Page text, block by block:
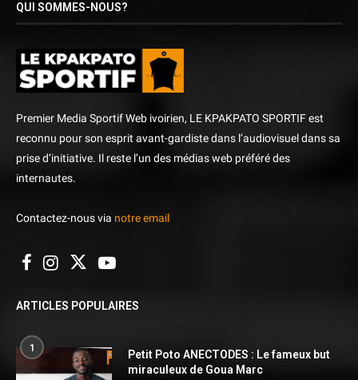
QUI SOMMES-NOUS?
Premier Media Sportif Web ivoirien, LE KPAKPATO SPORTIF est
reconnu pour son esprit avant-gardiste dans l’audiovisuel dans sa
prise d’initiative. Il reste l’un des médias web préféré des
internautes.
Contactez-nous via notre email
ARTICLES POPULAIRES
1
Petit Poto ANECTODES : Le fameux but
miraculeux de Goua Marc